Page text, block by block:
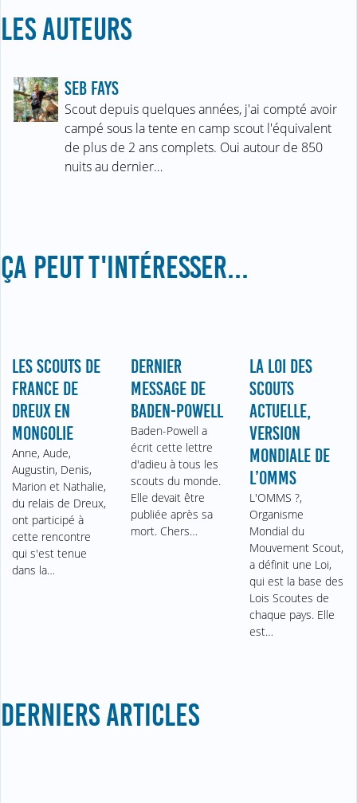
LES AUTEURS
SEB FAYS
Scout depuis quelques années, j'ai compté avoir
campé sous la tente en camp scout l'équivalent
de plus de 2 ans complets. Oui autour de 850
nuits au dernier…
ÇA PEUT T'INTÉRESSER...
LES SCOUTS DE
FRANCE DE
DREUX EN
MONGOLIE
Anne, Aude,
Augustin, Denis,
Marion et Nathalie,
du relais de Dreux,
ont participé à
cette rencontre
qui s'est tenue
dans la…
DERNIER
MESSAGE DE
BADEN-POWELL
Baden-Powell a
écrit cette lettre
d'adieu à tous les
scouts du monde.
Elle devait être
publiée après sa
mort. Chers…
LA LOI DES
SCOUTS
ACTUELLE,
VERSION
MONDIALE DE
L’OMMS
L'OMMS ?,
Organisme
Mondial du
Mouvement Scout,
a définit une Loi,
qui est la base des
Lois Scoutes de
chaque pays. Elle
est…
DERNIERS ARTICLES